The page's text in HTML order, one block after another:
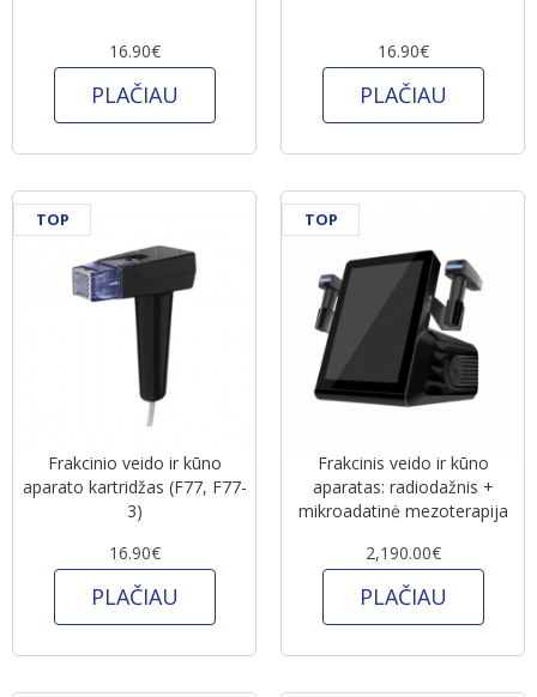
16.90€
PLAČIAU
16.90€
PLAČIAU
Frakcinio veido ir kūno
aparato kartridžas (F77, F77-
3)
16.90€
PLAČIAU
TOP
Frakcinis veido ir kūno
aparatas: radiodažnis +
mikroadatinė mezoterapija
2,190.00€
PLAČIAU
TOP